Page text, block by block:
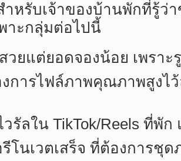
หรับเจ้าของบ้านพักที่รู้ว่
าะกลุ่มต่อไปนี้
ยแต่ยอดจองน้อย เพราะ
การไฟล์ภาพคุณภาพสูงไ
รัลใน TikTok/Reels ที่พั
โนเวตเสร็จ ที่ต้องการชุ